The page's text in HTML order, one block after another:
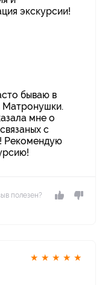
экскурсии!
бываю в
Матронушки.
мне о
с
Рекомендую
полезен?
★ ★ ★ ★ ★